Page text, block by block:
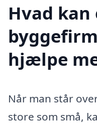
Hvad kan
hjælpe
Når man står
store som små,